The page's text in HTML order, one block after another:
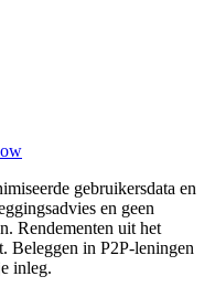
gebruikersdata en
en geen
Rendementen uit het
Beleggen in P2P-leningen
inleg.